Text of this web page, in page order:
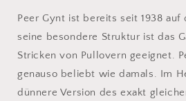
Peer Gynt ist bereits seit 1938
seine besondere Struktur ist das
Stricken von Pullovern geeignet.
genauso beliebt wie damals. Im
dünnere Version des exakt